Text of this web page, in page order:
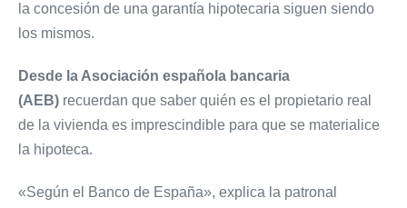
la concesión de una garantía hipotecaria siguen siendo
los mismos.
Desde la Asociación española bancaria
(AEB) recuerdan que saber quién es el propietario real
de la vivienda es imprescindible para que se materialice
la hipoteca.
«Según el Banco de España», explica la patronal